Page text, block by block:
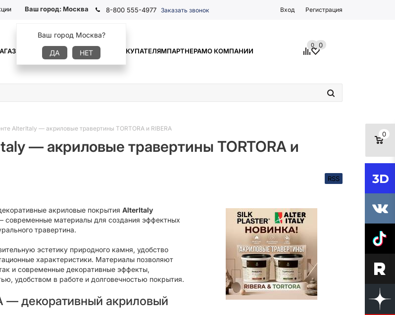
Ваш город:Москва
Ваш город Москва?
ДА НЕТ
8-800 555-4977 Заказать звонок Вход Регистрация
ГДЕ КУПИТЬ ИНФОРМАЦИЯ ПОКУПАТЕЛЯМПАРТНЕРАМО КОМПАНИИ
0 0
0
AlterItaly — акриловые травертины TORTORA и RIBERA
— акриловые травертины TORTORA и
RSS
акриловые покрытия AlterItaly
современные материалы для создания эффектных
травертина.
эстетику природного камня, удобство
характеристики. Материалы позволяют
и современные декоративные эффекты,
удобством в работе и долговечностью покрытия.
— декоративный акриловый